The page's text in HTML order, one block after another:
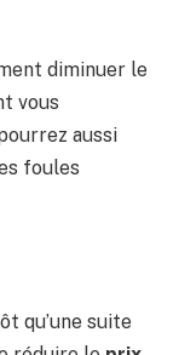
diminuer le
vous
aussi
foules
qu’une suite